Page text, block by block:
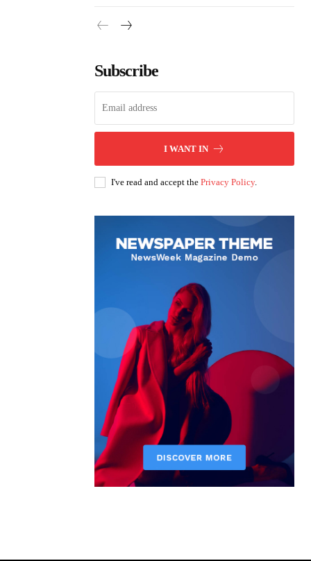
Subscribe
I WANT IN
I've read and accept the Privacy Policy.